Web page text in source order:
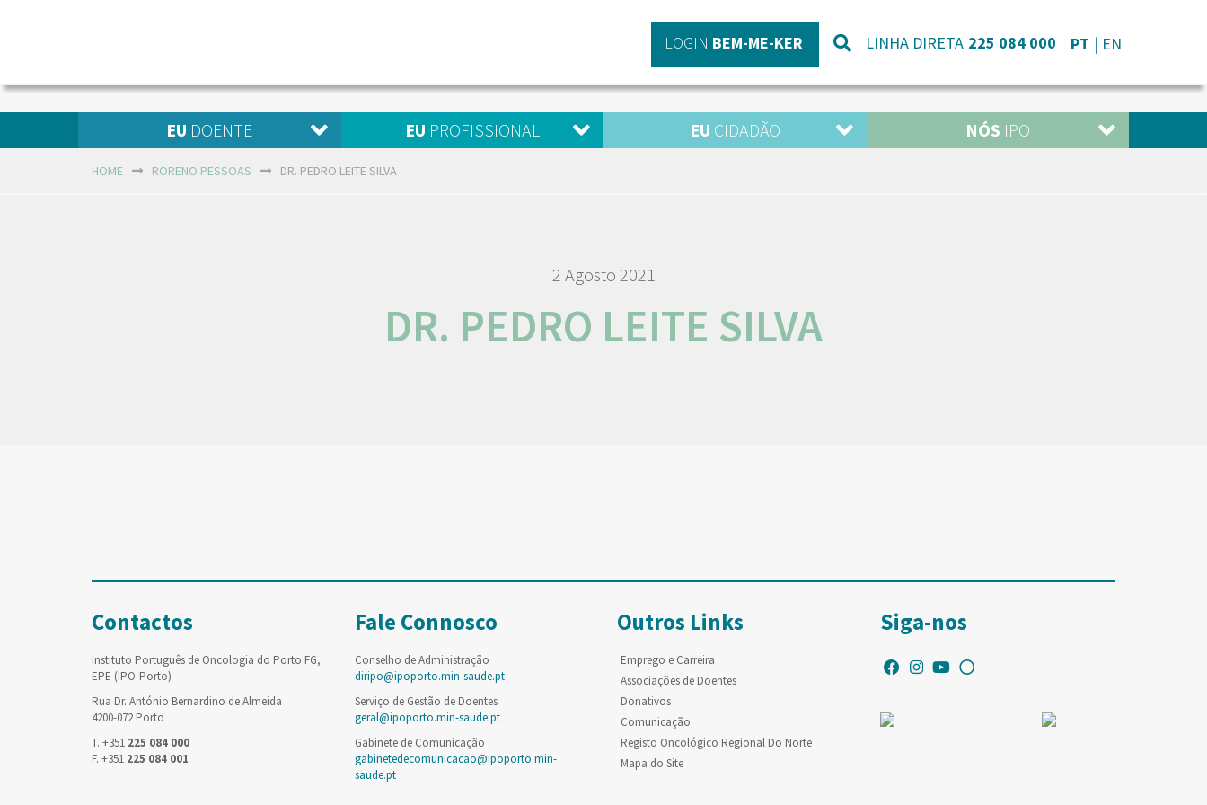
LOGIN BEM-ME-KER LINHA DIRETA 225 084 000 PT EN
EU DOENTE EU PROFISSIONAL EU CIDADÃO NÓS IPO
HOME RORENO PESSOAS DR. PEDRO LEITE SILVA
2 Agosto 2021
DR. PEDRO LEITE SILVA
Contactos
Instituto Português de Oncologia do Porto FG,
EPE (IPO-Porto)
Rua Dr. António Bernardino de Almeida
4200-072 Porto
T. +351 225 084 000
F. +351 225 084 001
Fale Connosco
Conselho de Administração
diripo@ipoporto.min-saude.pt
Serviço de Gestão de Doentes
geral@ipoporto.min-saude.pt
Gabinete de Comunicação
gabinetedecomunicacao@ipoporto.min-
saude.pt
Outros Links
Emprego e Carreira
Associações de Doentes
Donativos
Comunicação
Registo Oncológico Regional Do Norte
Mapa do Site
Siga-nos